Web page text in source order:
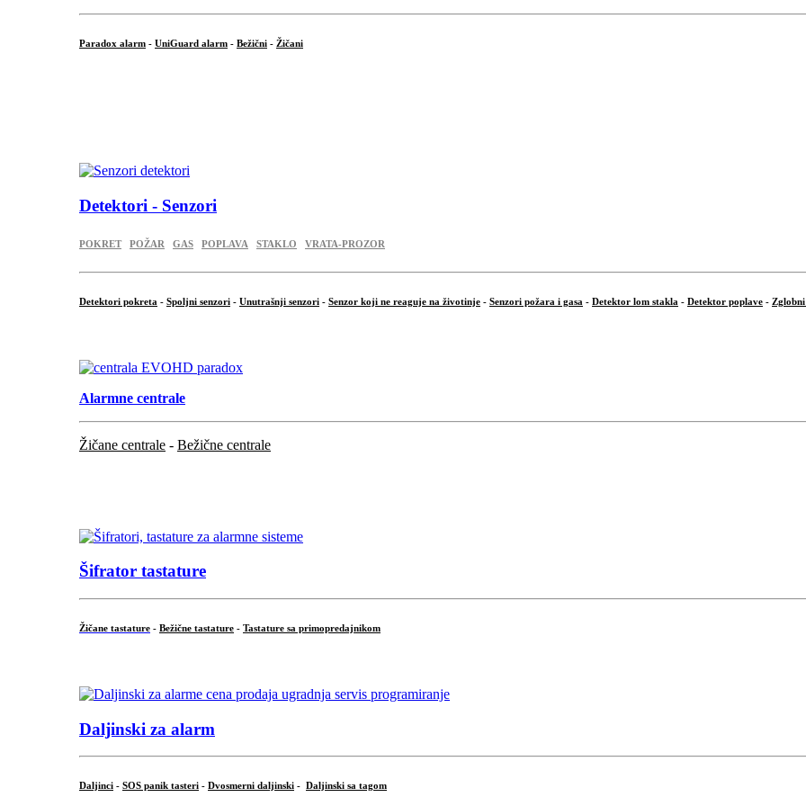
Paradox alarm - UniGuard alarm - Bežični - Žičani
Detektori - Senzori
POKRET POŽAR GAS POPLAVA STAKLO VRATA-PROZOR
Detektori pokreta - Spoljni senzori - Unutrašnji senzori - Senzor koji ne reaguje na životinje - Senzori požara i gasa - Detektor lom stakla - Detektor poplave - Zglobni
Alarmne centrale
Žičane centrale - Bežične centrale
Šifrator tastature
Žičane tastature - Bežične tastature - Tastature sa primopredajnikom
Daljinski za alarm
Daljinci - SOS panik tasteri - Dvosmerni daljinski - Daljinski sa tagom